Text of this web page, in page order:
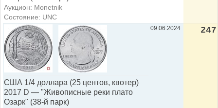
Аукцион: Monetnik
Состояние: UNC
США 1/4 доллара (25 центов, квотер)
2017 D — "Живописные реки плато
Озарк" (38-й парк)
09.06.2024 247